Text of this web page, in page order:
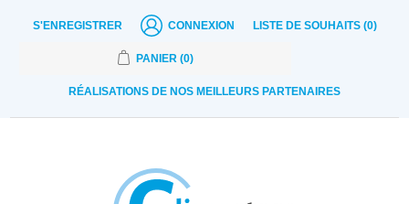
S'ENREGISTRER CONNEXION LISTE DE SOUHAITS (0)
PANIER (0)
RÉALISATIONS DE NOS MEILLEURS PARTENAIRES